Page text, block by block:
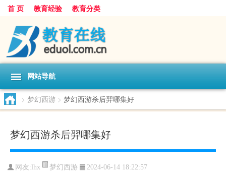
首 页 教育经验 教育分类
网站导航
> 梦幻西游 > 梦幻西游杀后羿哪集好
梦幻西游杀后羿哪集好
网友: lhx 梦幻西游 2024-06-14 18:22:57